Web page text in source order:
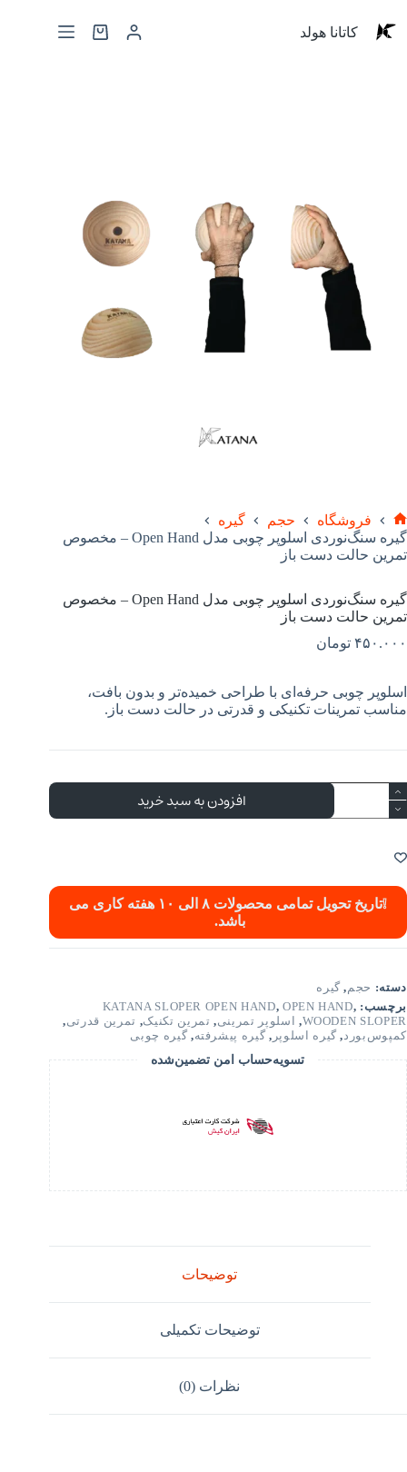
کاتانا هولد
فروشگاه حجم
گیره
گیره سنگ‌نوردی اسلوپر چوبی مدل Open Hand – مخصوص
تمرین حالت دست باز
گیره سنگ‌نوردی اسلوپر چوبی مدل Open Hand – مخصوص
تمرین حالت دست باز
۴۵۰.۰۰۰ تومان
اسلوپر چوبی حرفه‌ای با طراحی خمیده‌تر و بدون بافت،
مناسب تمرینات تکنیکی و قدرتی در حالت دست باز.
افزودن به سبد خرید
❕
تاریخ تحویل تمامی محصولات ۸ الی ۱۰ هفته کاری می
باشد.
دسته: حجم, گیره
برچسب:
KATANA SLOPER OPEN HAND, OPEN HAND,
WOODEN SLOPER
, اسلوپر تمرینی, تمرین تکنیک, تمرین قدرتی,
کمپوس‌بورد, گیره اسلوپر , گیره پیشرفته, گیره چوبی
تسویه‌حساب امن تضمین‌شده
توضیحات
توضیحات تکمیلی
نظرات (0)